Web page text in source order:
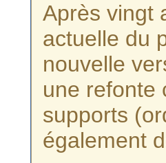
Après vingt
actuelle du
nouvelle
une refonte
supports
également